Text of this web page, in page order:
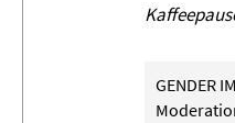
GENDER